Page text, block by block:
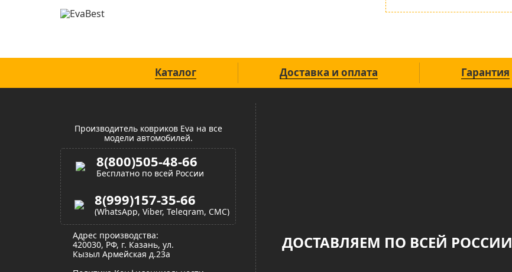
Каталог Доставка и оплата Гарантия
Производитель ковриков Eva на все
модели автомобилей.
8(800)505-48-66
Бесплатно по всей России
8(999)157-35-66
(WhatsApp, Viber, Telegram, СМС)
Адрес производства:
420030, РФ, г. Казань, ул.
Кызыл Армейская д.23а
ДОСТАВЛЯЕМ ПО ВСЕЙ РОССИИ